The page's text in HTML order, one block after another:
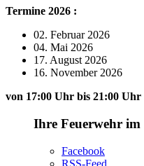
Termine 2026 :
02. Februar 2026
04. Mai 2026
17. August 2026
16. November 2026
von 17:00 Uhr bis 21:00
Ihre Feuerwehr
Facebook
RSS-Feed